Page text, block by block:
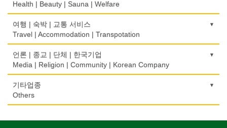
의사-물리치료/카이로 프랙터
Physiotherapy/Chiropractic Clinic
의사-비뇨기과
의사-산부인과
Obstetrician
의사-성형외과
Cosmetic Surgeon
보석/귀금속/시계
Jeweler/Jeweller
비디오-사진/촬영/편집/공급
Video Service
사진촬영
애완동물용품
Pet Shop
개인지도-체육
개인지도-음악
Private Lesson-Music
개인지도-옷수선
Private Lesson-Alteration
개인지도-어학/수학
개인지도-서예
Real Estate
은행/금융기관
Bank/Financing Service
상패/트로피
Medal/Trophy
Dry cleaning Equipment
악기사
열쇠
간판
Signs
가구판매/수리
Furniture Sales/Repair
Machinery Rebuilding
난방/냉동
Automobile/Car
자동차-렌트
Car Rental
자동차-바디샵
Autobody Shop
가라오케/노래방/카페
Karaoke/Cafe
Dahn Centre
당구장
Billiard Club
볼링장
Traffic Ticket
공인회계사(CPA)
CPA
번역/통역/이력서
Translation/Interpretation/Resume Service
Law Office
회계업무
Health | Beauty | Sauna | Welfare
건강상담/식품/정보
Health Counseling/Food/Information
의료기
Medical Equipment
Massage
여행 | 숙박 | 교통 서비스
Travel | Accommodation | Transpotation
호텔/모텔/숙박
Hotel/Motel
여행/관광
Travel/Tour
언론 | 종교 | 단체 | 한국기업
Media | Religion | Community | Korean Company
기도원/수양관
Retreat Centre
Korean Businessmen's Association
기타업종
Others